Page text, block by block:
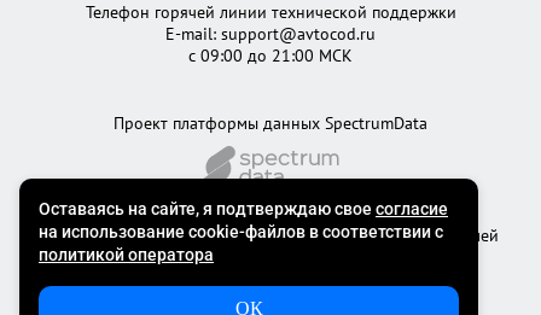
©2012 - 2026Официальный сервис проверки автомобилей
Проект платформы данных SpectrumData
Телефон горячей линии технической поддержки
E-mail: support@avtocod.ru
с 09:00 до 21:00 МСК